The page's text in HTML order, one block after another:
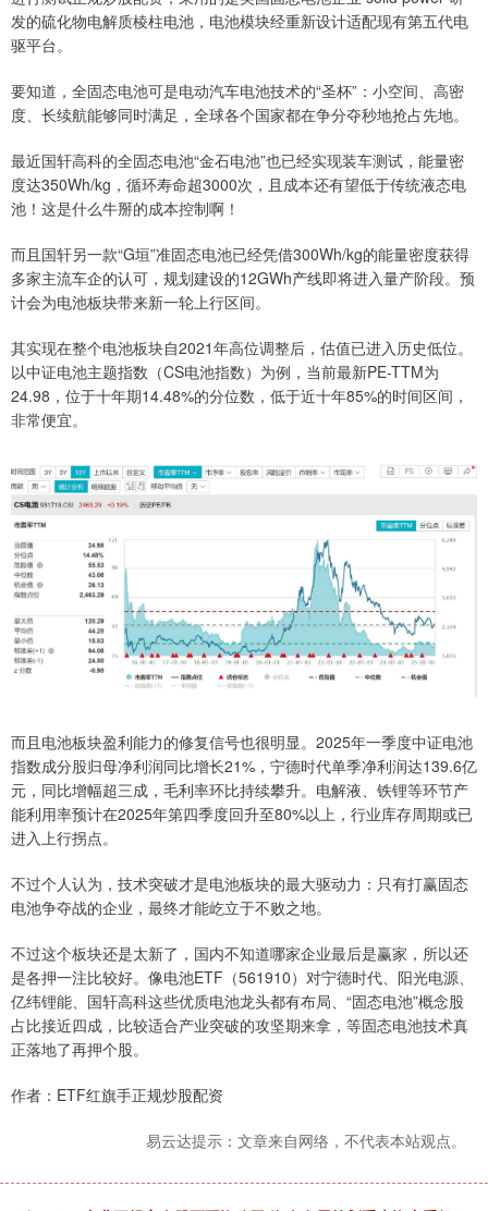
发的硫化物电解质棱柱电池，电池模块经重新设计适配现有第五代电
驱平台。
要知道，全固态电池可是电动汽车电池技术的“圣杯”：小空间、高密
度、长续航能够同时满足，全球各个国家都在争分夺秒地抢占先地。
最近国轩高科的全固态电池“金石电池”也已经实现装车测试，能量密
度达350Wh/kg，循环寿命超3000次，且成本还有望低于传统液态电
池！这是什么牛掰的成本控制啊！
而且国轩另一款“G垣”准固态电池已经凭借300Wh/kg的能量密度获得
多家主流车企的认可，规划建设的12GWh产线即将进入量产阶段。预
计会为电池板块带来新一轮上行区间。
其实现在整个电池板块自2021年高位调整后，估值已进入历史低位。
以中证电池主题指数（CS电池指数）为例，当前最新PE-TTM为
24.98，位于十年期14.48%的分位数，低于近十年85%的时间区间，
非常便宜。
而且电池板块盈利能力的修复信号也很明显。2025年一季度中证电池
指数成分股归母净利润同比增长21%，宁德时代单季净利润达139.6亿
元，同比增幅超三成，毛利率环比持续攀升。电解液、铁锂等环节产
能利用率预计在2025年第四季度回升至80%以上，行业库存周期或已
进入上行拐点。
不过个人认为，技术突破才是电池板块的最大驱动力：只有打赢固态
电池争夺战的企业，最终才能屹立于不败之地。
不过这个板块还是太新了，国内不知道哪家企业最后是赢家，所以还
是各押一注比较好。像电池ETF（561910）对宁德时代、阳光电源、
亿纬锂能、国轩高科这些优质电池龙头都有布局、“固态电池”概念股
占比接近四成，比较适合产业突破的攻坚期来拿，等固态电池技术真
正落地了再押个股。
作者：ETF红旗手正规炒股配资
易云达提示：文章来自网络，不代表本站观点。